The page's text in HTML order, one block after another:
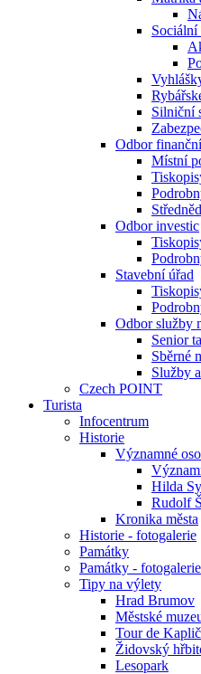
Sociální
Silniční
Odbor finanční
Místní
Odbor investic
Stavební úřad
Odbor služby
Senior
Sběrné
Služby
Czech POINT
Turista
Infocentrum
Historie
Významné
Hilda
Rudolf
Kronika města
Historie - fotogalerie
Památky
Památky - fotogalerie
Tipy na výlety
Hrad Brumov
Městské
Tour de
Židovský
Lesopark